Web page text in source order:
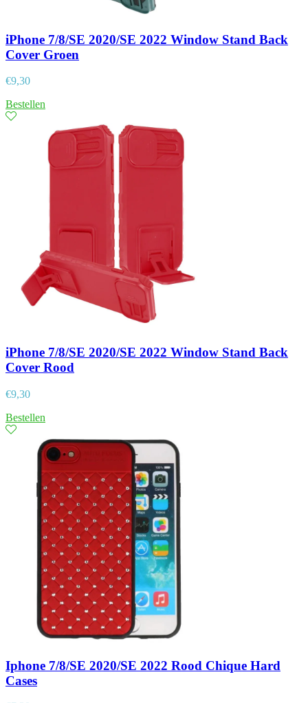
iPhone 7/8/SE 2020/SE 2022 Window Stand Back
Cover Groen
€9,30
Bestellen
iPhone 7/8/SE 2020/SE 2022 Window Stand Back
Cover Rood
€9,30
Bestellen
Iphone 7/8/SE 2020/SE 2022 Rood Chique Hard
Cases